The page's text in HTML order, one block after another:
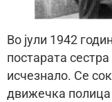
Во јули 1942
постарата
исчезнало. Се
движечка полица